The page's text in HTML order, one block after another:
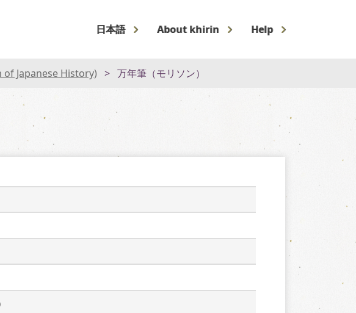
日本語 About khirin Help
Japanese History) 万年筆（モリソン）